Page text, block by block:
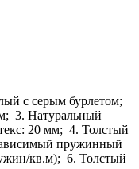
с серым бурлетом;
3. Натуральный
20 мм; 4. Толстый
пружинный
кв.м); 6. Толстый